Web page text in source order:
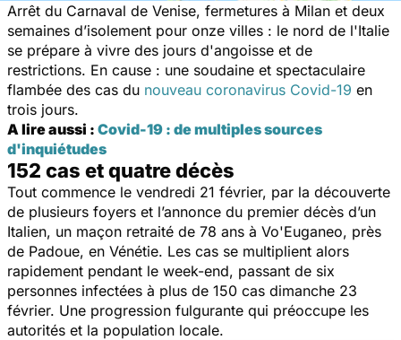
Arrêt du Carnaval de Venise, fermetures à Milan et deux
semaines d’isolement pour onze villes : le nord de l'Italie
se prépare à vivre des jours d'angoisse et de
restrictions. En cause : une soudaine et spectaculaire
flambée des cas du nouveau coronavirus Covid-19 en
trois jours.
A lire aussi : Covid-19 : de multiples sources
d'inquiétudes
152 cas et quatre décès
Tout commence le vendredi 21 février, par la découverte
de plusieurs foyers et l’annonce du premier décès d’un
Italien, un maçon retraité de 78 ans à Vo'Euganeo, près
de Padoue, en Vénétie. Les cas se multiplient alors
rapidement pendant le week-end, passant de six
personnes infectées à plus de 150 cas dimanche 23
février. Une progression fulgurante qui préoccupe les
autorités et la population locale.